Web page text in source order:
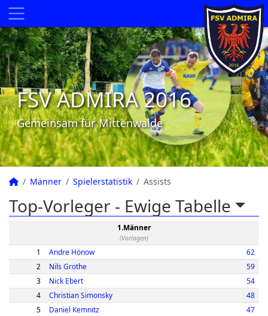
FSV ADMIRA 2016
Gemeinsam für Mittenwalde
Männer Spielerstatistik Assists
Top-Vorleger - Ewige Tabelle
1.Männer
(Vorlagen)
1 Andre Hönow
62
2
Nils Grothe
59
3
Nick Ebert
54
4
Christian Simonsky
48
5
Daniel Kemnitz
47